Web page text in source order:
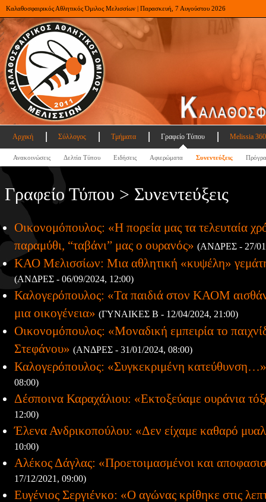
Καλαθοσφαιρικός Αθλητικός Όμιλος Μελισσίων | Παρασκευή, 7 Αυγούστου 2026
Αρχική Σύλλογος Τμήματα Γραφείο Τύπου Melissia
Ανακοινώσεις Δελτία Τύπου Ειδήσεις Αφιερώματα Συνεντεύξεις
Γραφείο Τύπου > Συνεντεύξεις
Οικονομόπουλος: «Η πορεία μας τα τελευταία
παραμύθι, “ταβάνι” μας ο ουρανός» (ΑΝΔΡΕΣ - 27/
ΚΑΟ Mελισσίων: Μια αθλητική «κυψέλη»
(ΑΝΔΡΕΣ - 06/09/2024, 12:00)
Καλογερόπουλος: «Τα παιδιά στον ΚΑΟΜ
μια οικογένεια» (ΓΥΝΑΙΚΕΣ Β - 12/04/2024, 21:00)
Οικονομόπουλος: «Μοναδική εμπειρία το
Στεφάνου» (ΑΝΔΡΕΣ - 31/01/2024, 08:00)
Καλογερόπουλος: «Συγκεκριμένη
08:00)
Δέσποινα Καραχάλιου: «Εκτοξεύαμε ουράνια
12:00)
Έλενα Ανδρικοπούλου: «Δεν είχαμε καθαρό
10:00)
Αλέκος Δάγλας: «Προετοιμασμένοι και
17/12/2021, 09:00)
Ευγένιος Σεργιένκο: «Ο αγώνας κρίθηκε στις